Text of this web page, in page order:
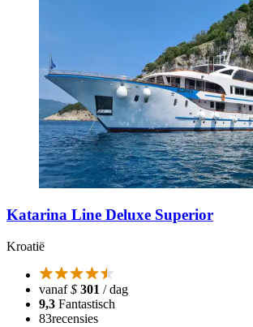
Katarina Line Deluxe Superior
Kroatië
vanaf$ 301 / dag
9,3 Fantastisch
83recensies